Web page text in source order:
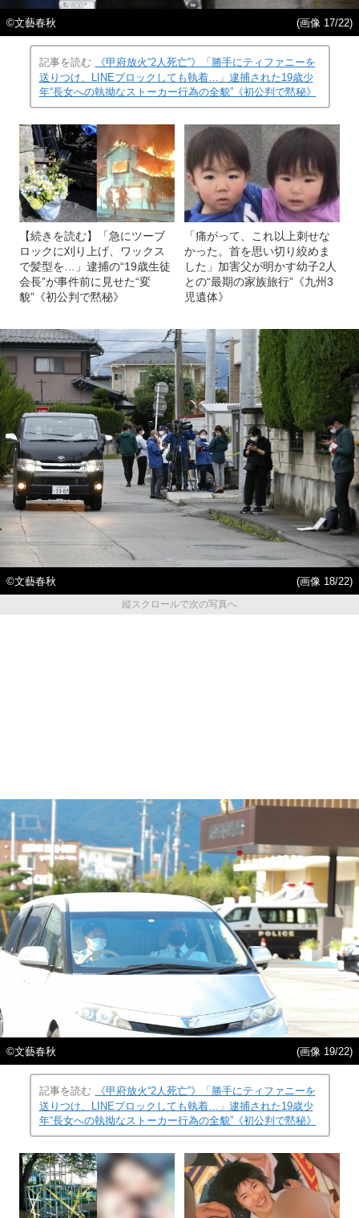
©文藝春秋 (画像 17/22)
記事を読む
《甲府放火“2人死亡”》「勝手にティファニーを
送りつけ、LINEブロックしても執着…」逮捕された19歳少
年“長女への執拗なストーカー行為の全貌”《初公判で黙秘》
【続きを読む】「急にツーブ
ロックに刈り上げ、ワックス
で髪型を…」逮捕の“19歳生徒
会長”が事件前に見せた“変
貌”《初公判で黙秘》
「痛がって、これ以上刺せな
かった。首を思い切り絞めま
した」加害父が明かす幼子2人
との“最期の家族旅行”《九州3
児遺体》
©文藝春秋
(画像 18/22)
縦スクロールで次の写真へ
©文藝春秋 (画像 19/22)
記事を読む
《甲府放火“2人死亡”》「勝手にティファニーを
送りつけ、LINEブロックしても執着…」逮捕された19歳少
年“長女への執拗なストーカー行為の全貌”《初公判で黙秘》